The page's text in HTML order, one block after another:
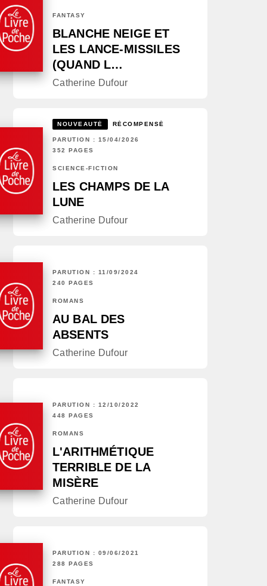
FANTASY
BLANCHE NEIGE ET
LES LANCE-MISSILES
(QUAND L…
Catherine Dufour
NOUVEAUTÉ RÉCOMPENSÉ
PARUTION : 15/04/2026
352 PAGES
SCIENCE-FICTION
LES CHAMPS DE LA
LUNE
Catherine Dufour
PARUTION : 11/09/2024
240 PAGES
ROMANS
AU BAL DES
ABSENTS
Catherine Dufour
PARUTION : 12/10/2022
448 PAGES
ROMANS
L'ARITHMÉTIQUE
TERRIBLE DE LA
MISÈRE
Catherine Dufour
PARUTION : 09/06/2021
288 PAGES
FANTASY